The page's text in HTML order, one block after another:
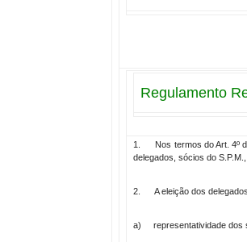
Regulamento
1. Nos termos do Art. 4º
delegados, sócios do
2. A eleição dos delegados
a) representatividade dos